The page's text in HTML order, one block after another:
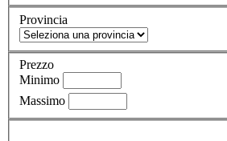
Provincia
Prezzo
Minimo
Massimo